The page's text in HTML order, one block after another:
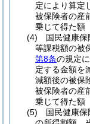
定により算定
被保険者の産
乗じて得た額
(4)
国民健康
等課税額の被
第8条の規定
定する金額を
減額後の被保
被保険者の産
乗じて得た額
(5)
国民健康